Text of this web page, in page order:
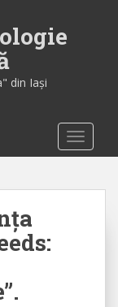
din Iaşi